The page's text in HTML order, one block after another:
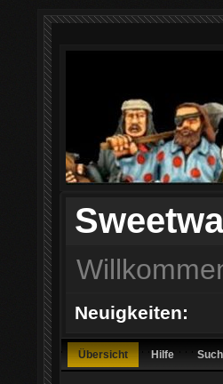
Neuigkeiten:
Übersicht Hilfe